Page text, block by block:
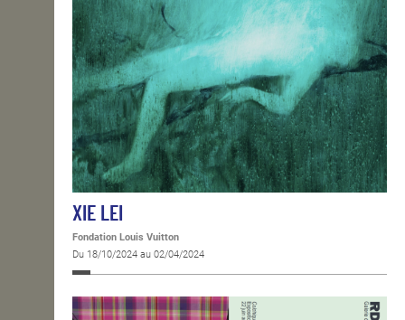
XIE LEI
Fondation Louis Vuitton
Du 18/10/2024 au 02/04/2024